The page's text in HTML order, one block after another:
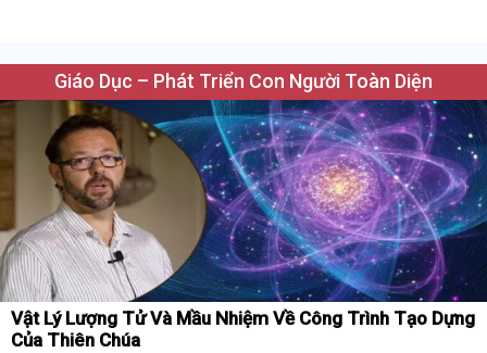
Giáo Dục – Phát Triển Con Người Toàn Diện
Vật Lý Lượng Tử Và Mầu Nhiệm Về Công Trình Tạo Dựng
Của Thiên Chúa